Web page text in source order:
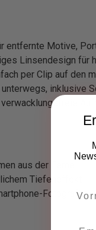
entfernte Motive,
Linsendesign für
per Clip auf den
inklusive
verwacklungsfreie
aus der Ferne
Tiefeneffekt
Fotografen